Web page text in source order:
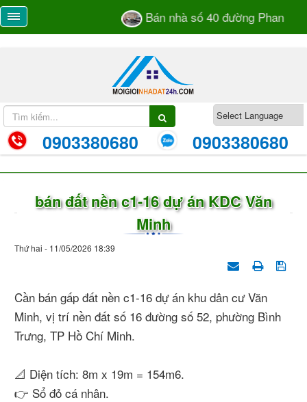
Bán nhà số 40 đường Phan Bá
0903380680 0903380680
bán đất nền c1-16 dự án KDC Văn
Minh
Thứ hai - 11/05/2026 18:39
Cần bán gấp đất nền c1-16 dự án khu dân cư Văn
Minh, vị trí nền đất số 16 đường số 52, phường Bình
Trưng, TP Hồ Chí Minh.
📐 Diện tích: 8m x 19m = 154m6.
👉 Sổ đỏ cá nhân.